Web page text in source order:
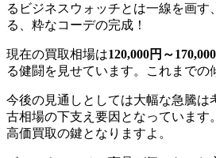
るビジネスウォッチとは一線を画
る、粋なコーデの完成！
現在の買取相場は120,000円～
る健闘を見せています。これまで
今後の見通しとしては大幅な急騰は
古相場の下支え要因となっていま
高価買取の鍵となりますよ。